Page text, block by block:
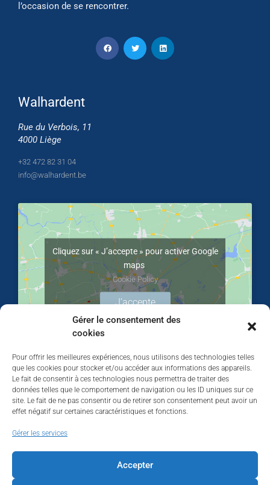
Gérer le consentement des
cookies
Pour offrir les meilleures expériences, nous utilisons des technologies telles
que les cookies pour stocker et/ou accéder aux informations des appareils.
Le fait de consentir à ces technologies nous permettra de traiter des
données telles que le comportement de navigation ou les ID uniques sur ce
site. Le fait de ne pas consentir ou de retirer son consentement peut avoir un
effet négatif sur certaines caractéristiques et fonctions.
Gérer les services
Accepter
l’occasion de se rencontrer.
Walhardent
Rue du Verbois, 11
4000 Liège
+32 472 82 31 04
info@walhardent.be
Cliquez sur « J’accepte » pour activer Google
maps
Cookie Policy
J’accepte